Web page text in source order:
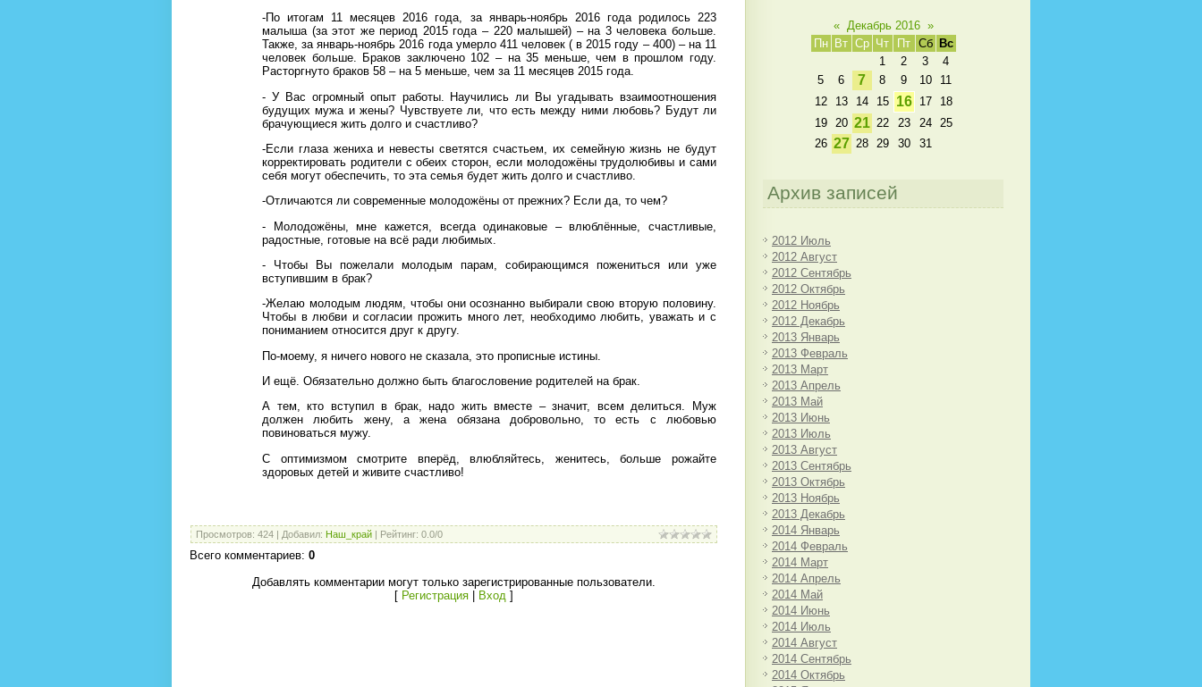
-По итогам 11 месяцев 2016 года, за январь-ноябрь 2016 года родилось 223
малыша (за этот же период 2015 года – 220 малышей) – на 3 человека больше.
Также, за январь-ноябрь 2016 года умерло 411 человек ( в 2015 году – 400) – на 11
человек больше. Браков заключено 102 – на 35 меньше, чем в прошлом году.
Расторгнуто браков 58 – на 5 меньше, чем за 11 месяцев 2015 года.
- У Вас огромный опыт работы. Научились ли Вы угадывать взаимоотношения
будущих мужа и жены? Чувствуете ли, что есть между ними любовь? Будут ли
брачующиеся жить долго и счастливо?
-Если глаза жениха и невесты светятся счастьем, их семейную жизнь не будут
корректировать родители с обеих сторон, если молодожёны трудолюбивы и сами
себя могут обеспечить, то эта семья будет жить долго и счастливо.
-Отличаются ли современные молодожёны от прежних? Если да, то чем?
- Молодожёны, мне кажется, всегда одинаковые – влюблённые, счастливые,
радостные, готовые на всё ради любимых.
- Чтобы Вы пожелали молодым парам, собирающимся пожениться или уже
вступившим в брак?
-Желаю молодым людям, чтобы они осознанно выбирали свою вторую половину.
Чтобы в любви и согласии прожить много лет, необходимо любить, уважать и с
пониманием относится друг к другу.
По-моему, я ничего нового не сказала, это прописные истины.
И ещё. Обязательно должно быть благословение родителей на брак.
А тем, кто вступил в брак, надо жить вместе – значит, всем делиться. Муж
должен любить жену, а жена обязана добровольно, то есть с любовью
повиноваться мужу.
С оптимизмом смотрите вперёд, влюбляйтесь, женитесь, больше рожайте
здоровых детей и живите счастливо!
Просмотров: 424 Добавил: Наш_край Рейтинг: 0.0/0
Всего комментариев: 0
Добавлять комментарии могут только зарегистрированные пользователи.
[ Регистрация Вход ]
« Декабрь 2016 »
Пн
Вт Ср Чт Пт Сб
Вс
1
2 3
4
5
6 7 8 9 10
11
12
13 14 15 16 17
18
19
20 21 22 23 24
25
26 27 28 29 30 31
Архив записей
2012 Июль
2012 Август
2012 Сентябрь
2012 Октябрь
2012 Ноябрь
2012 Декабрь
2013 Январь
2013 Февраль
2013 Март
2013 Апрель
2013 Май
2013 Июнь
2013 Июль
2013 Август
2013 Сентябрь
2013 Октябрь
2013 Ноябрь
2013 Декабрь
2014 Январь
2014 Февраль
2014 Март
2014 Апрель
2014 Май
2014 Июнь
2014 Июль
2014 Август
2014 Сентябрь
2014 Октябрь